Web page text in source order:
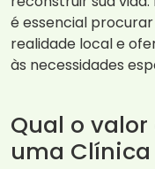
é essencial
realidade local e
às necessidades
Qual o
uma Clínica